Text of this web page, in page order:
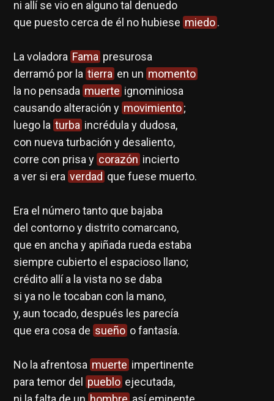
ni allí se vio en alguno tal denuedo
que puesto cerca de él no hubiese miedo.
La voladora Fama presurosa
derramó por la tierra en un momento
la no pensada muerte ignominiosa
causando alteración y movimiento;
luego la turba incrédula y dudosa,
con nueva turbación y desaliento,
corre con prisa y corazón incierto
a ver si era verdad que fuese muerto.
Era el número tanto que bajaba
del contorno y distrito comarcano,
que en ancha y apiñada rueda estaba
siempre cubierto el espacioso llano;
crédito allí a la vista no se daba
si ya no le tocaban con la mano,
y, aun tocado, después les parecía
que era cosa de sueño o fantasía.
No la afrentosa muerte impertinente
para temor del
pueblo ejecutada,